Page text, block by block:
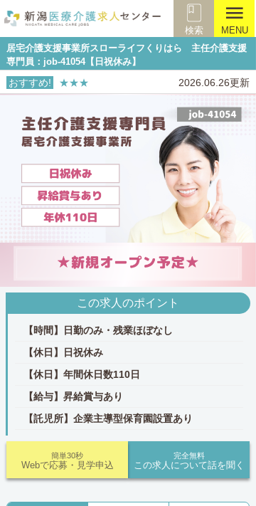
検索
menu
MENU
居宅介護支援事業所スローライフくりはら 主任介護支援
専門員：job-41054【日祝休み】
おすすめ! ★★★ 2026.06.26更新
この求人のポイント
【時間】日勤のみ・残業ほぼなし
【休日】日祝休み
【休日】年間休日数110日
【給与】昇給賞与あり
【託児所】企業主導型保育園設置あり
完全無料
この求人について話を聞く
簡単30秒
Webで応募・見学申込